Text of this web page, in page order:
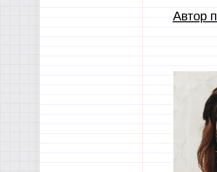
Автор